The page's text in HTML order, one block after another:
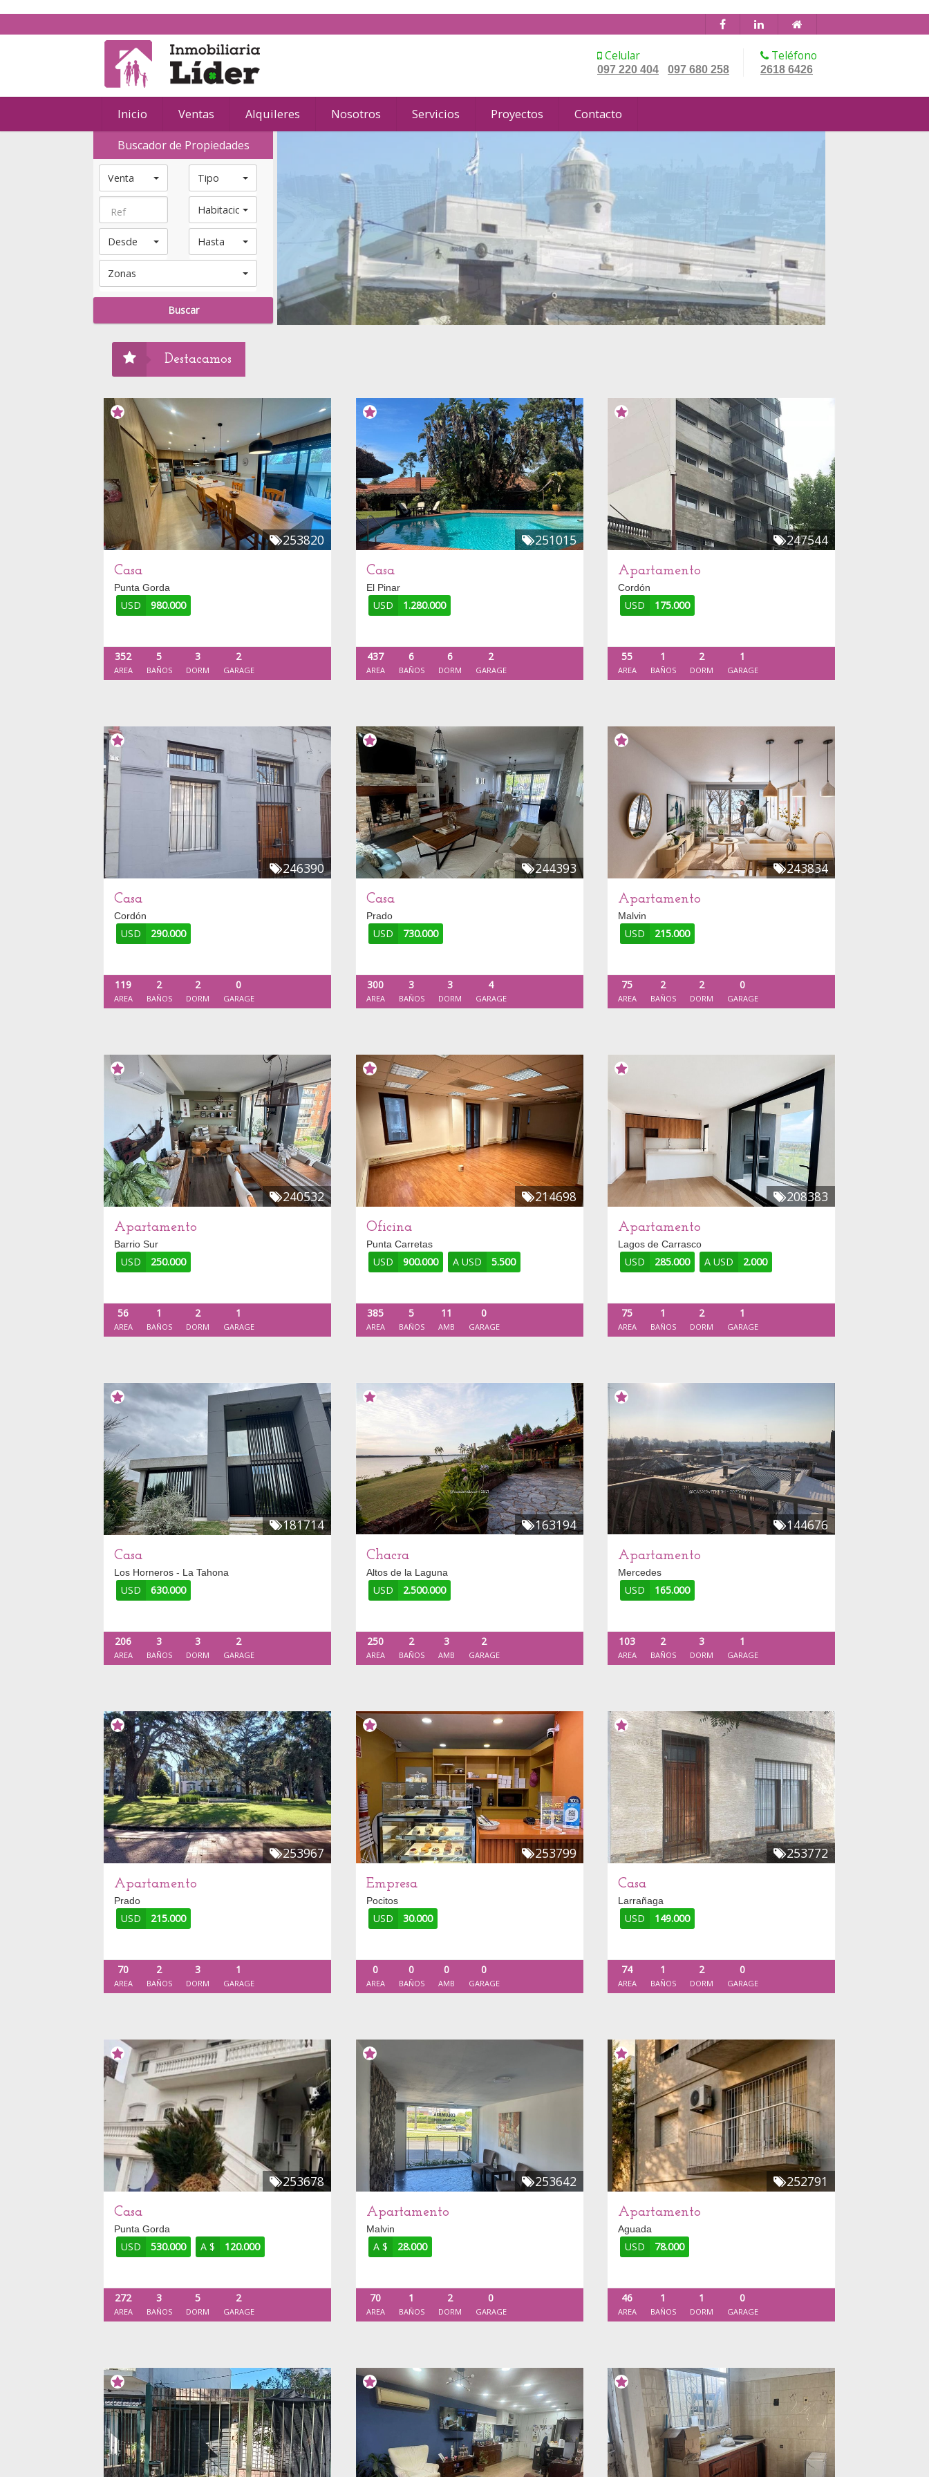
Celular
097 220 404 097 680 258
Teléfono
2618 6426
Inicio Ventas Alquileres Nosotros Servicios Proyectos Contacto
Buscador de Propiedades
Venta Tipo
Habitaciones
Desde Hasta
Zonas
Destacamos
253820
Casa
Punta Gorda
USD 980.000
352
AREA
5
BAÑOS
3
DORM
2
GARAGE
251015
Casa
El Pinar
USD 1.280.000
437
AREA
6
BAÑOS
6
DORM
2
GARAGE
247544
Apartamento
Cordón
USD 175.000
55
AREA
1
BAÑOS
2
DORM
1
GARAGE
246390
Casa
Cordón
USD 290.000
119
AREA
2
BAÑOS
2
DORM
0
GARAGE
244393
Casa
Prado
USD 730.000
300
AREA
3
BAÑOS
3
DORM
4
GARAGE
243834
Apartamento
Malvin
USD 215.000
75
AREA
2
BAÑOS
2
DORM
0
GARAGE
240532
Apartamento
Barrio Sur
USD 250.000
56
AREA
1
BAÑOS
2
DORM
1
GARAGE
214698
Oficina
Punta Carretas
USD 900.000 A USD 5.500
385
AREA
5
BAÑOS
11
AMB
0
GARAGE
208383
Apartamento
Lagos de Carrasco
USD 285.000 A USD 2.000
75
AREA
1
BAÑOS
2
DORM
1
GARAGE
181714
Casa
Los Horneros - La Tahona
USD 630.000
206
AREA
3
BAÑOS
3
DORM
2
GARAGE
163194
Chacra
Altos de la Laguna
USD 2.500.000
250
AREA
2
BAÑOS
3
AMB
2
GARAGE
144676
Apartamento
Mercedes
USD 165.000
103
AREA
2
BAÑOS
3
DORM
1
GARAGE
253967
Apartamento
Prado
USD 215.000
70
AREA
2
BAÑOS
3
DORM
1
GARAGE
253799
Empresa
Pocitos
USD 30.000
0
AREA
0
BAÑOS
0
AMB
0
GARAGE
253772
Casa
Larrañaga
USD 149.000
74
AREA
1
BAÑOS
2
DORM
0
GARAGE
253678
Casa
Punta Gorda
USD 530.000 A $ 120.000
272
AREA
3
BAÑOS
5
DORM
2
GARAGE
253642
Apartamento
Malvin
A $ 28.000
70
AREA
1
BAÑOS
2
DORM
0
GARAGE
252791
Apartamento
Aguada
USD 78.000
46
AREA
1
BAÑOS
1
DORM
0
GARAGE